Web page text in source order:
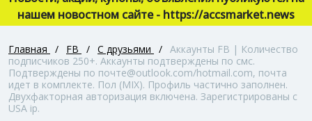
нашем новостном сайте - https://accsmarket.news
Главная / FB / С друзьями / Аккаунты FB | Количество
подписчиков 250+. Аккаунты подтверждены по смс.
Подтверждены по почте@outlook.com/hotmail.com, почта
идет в комплекте. Пол (MIX). Профиль частично заполнен.
Двухфакторная авторизация включена. Зарегистрированы с
USA ip.